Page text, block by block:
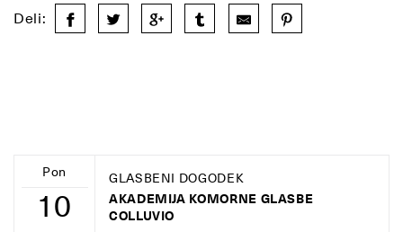
Deli:
Pon
10
GLASBENI DOGODEK
AKADEMIJA KOMORNE GLASBE
COLLUVIO